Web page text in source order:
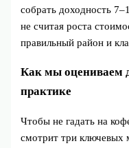
собрать доходность
не считая роста
правильный район и
Как мы оцениваем
практике
Чтобы не гадать на
смотрит три ключевых